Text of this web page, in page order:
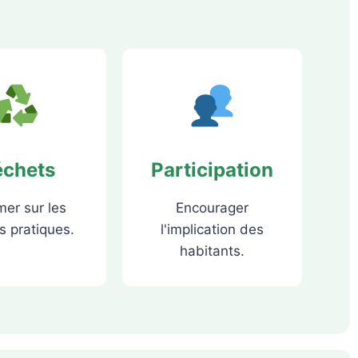
sur les
pratiques.
Participation
Encourager
l'implication des
habitants.